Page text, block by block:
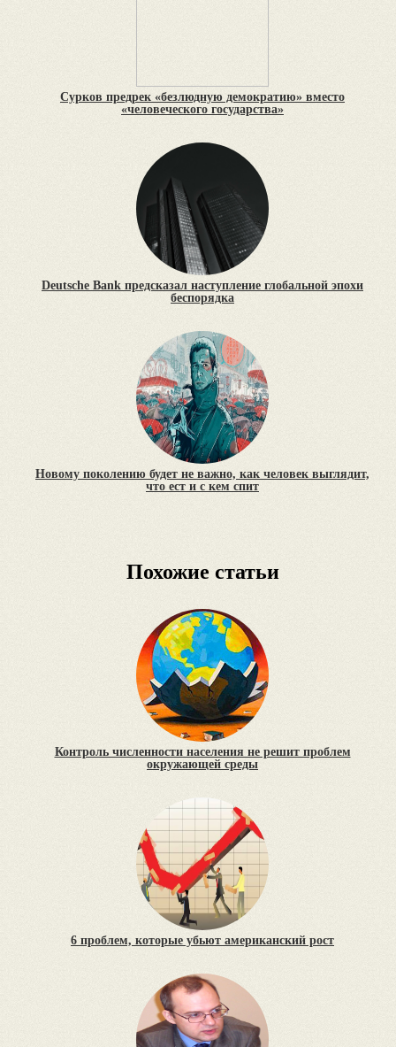
Сурков предрек «безлюдную демократию» вместо
«человеческого государства»
Deutsche Bank предсказал наступление глобальной эпохи
беспорядка
Новому поколению будет не важно, как человек выглядит,
что ест и с кем спит
Похожие статьи
Контроль численности населения не решит проблем
окружающей среды
6 проблем, которые убьют американский рост